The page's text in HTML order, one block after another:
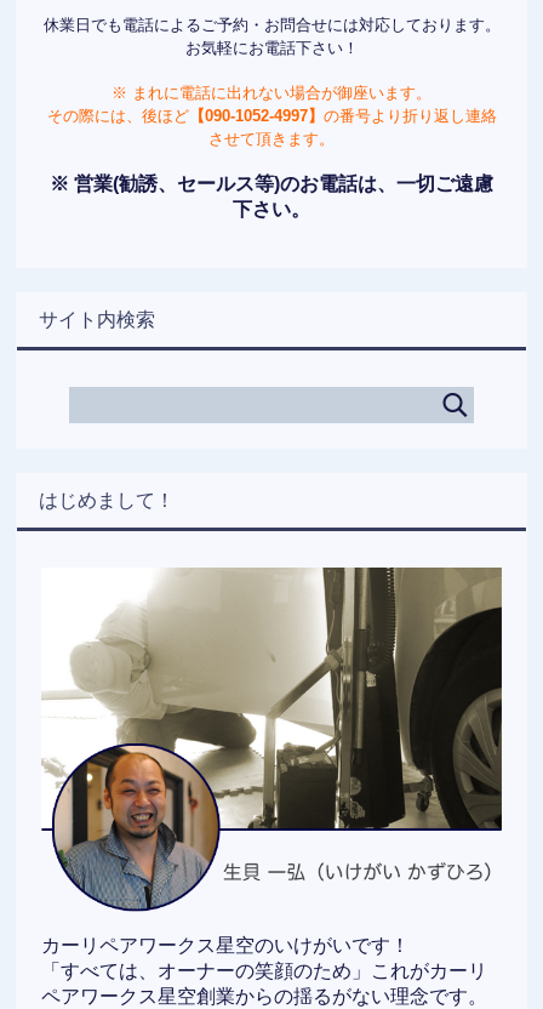
休業日でも電話によるご予約・お問合せには対応しております。
お気軽にお電話下さい！
※ まれに電話に出れない場合が御座います。
その際には、後ほど【090-1052-4997】 の番号より折り返し連絡
させて頂きます。
※ 営業(勧誘、セールス等)のお電話は、一切ご遠慮
下さい。
サイト内検索
はじめまして！
カーリペアワークス星空のいけがいです！
「すべては、オーナーの笑顔のため」これがカーリ
ペアワークス星空創業からの揺るがない理念です。